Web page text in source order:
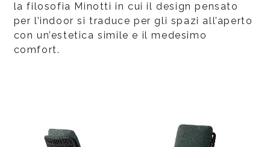
la filosofia Minotti in cui il design pensato
per l’indoor si traduce per gli spazi all’aperto
con un’estetica simile e il medesimo
comfort.